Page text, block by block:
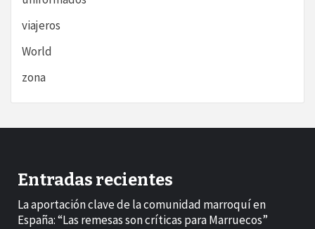
viajeros
World
zona
Entradas recientes
La aportación clave de la comunidad marroquí en
España: “Las remesas son críticas para Marruecos”